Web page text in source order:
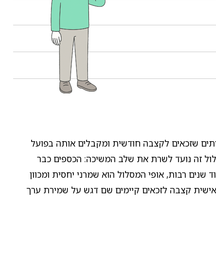
שזכאים לקצבה חודשית ומקבלים אותה בפועל
זה נועד לשרת את שלב המשיכה: הכספים כבר
רבות, אופי המסלול הוא שמרני יחסית ומכוון
קצבה לזכאים קיימים שם דגש על שמירת ערך